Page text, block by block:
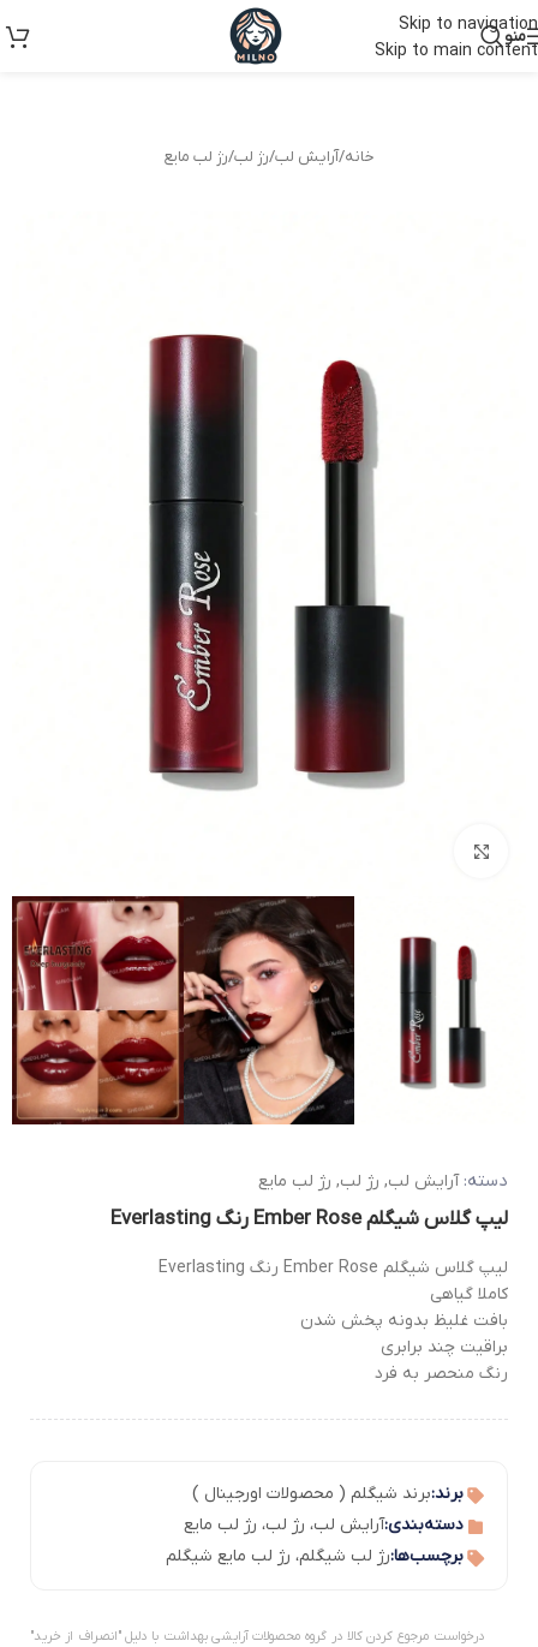
Skip to navigation
Skip to main content
منو
خانه/آرایش لب/رژ لب/رژ لب مایع
دسته: آرایش لب, رژ لب, رژ لب مایع
لیپ گلاس شیگلم Ember Rose رنگ Everlasting
لیپ گلاس شیگلم Ember Rose رنگ Everlasting
کاملا گیاهی
بافت غلیظ بدونه پخش شدن
براقیت چند برابری
رنگ منحصر به فرد
برند:برند شیگلم ( محصولات اورجینال )
دسته‌بندی:آرایش لب، رژ لب، رژ لب مایع
برچسب‌ها:رژ لب شیگلم، رژ لب مایع شیگلم
درخواست مرجوع کردن کالا در گروه محصولات آرایشی بهداشت با دلیل "انصراف از خرید"